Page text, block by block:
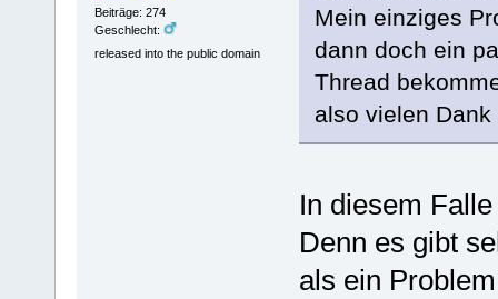
Beiträge: 274
Geschlecht:
released into the public domain
Mein einziges
dann doch ein
Thread
also vielen
In diesem
Denn es gibt
als ein